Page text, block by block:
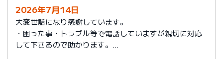
2026年7月14日
大変世話になり感謝しています。
・困った事・トラブル等で電話していますが親切に対応
して下さるので助かります。